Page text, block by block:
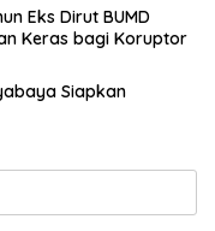
Eks Dirut BUMD
Keras bagi Koruptor
Siapkan